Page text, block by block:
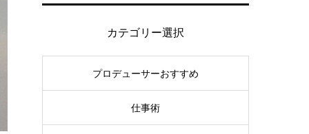
カテゴリー選択
プロデューサーおすすめ
仕事術